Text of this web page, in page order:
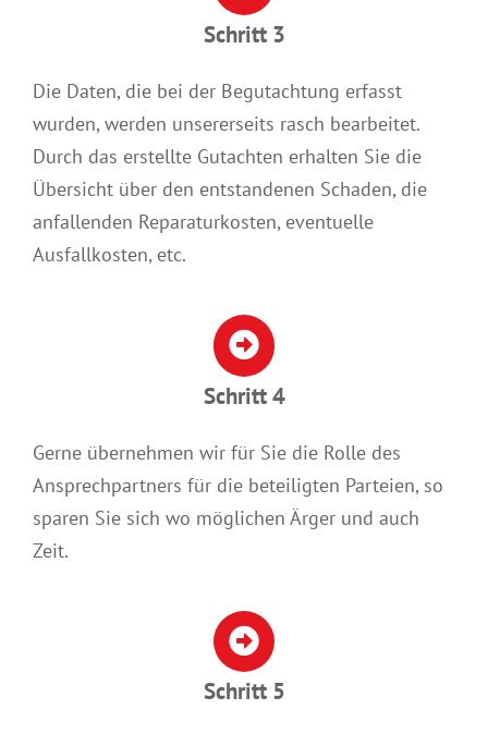
Schritt 3
Die Daten, die bei der Begutachtung erfasst
wurden, werden unsererseits rasch bearbeitet.
Durch das erstellte Gutachten erhalten Sie die
Übersicht über den entstandenen Schaden, die
anfallenden Reparaturkosten, eventuelle
Ausfallkosten, etc.
Schritt 4
Gerne übernehmen wir für Sie die Rolle des
Ansprechpartners für die beteiligten Parteien, so
sparen Sie sich wo möglichen Ärger und auch
Zeit.
Schritt 5